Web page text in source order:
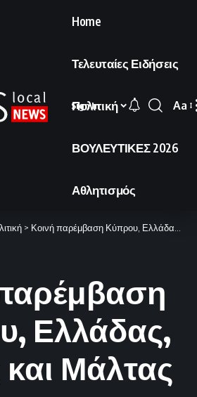
Home
Τελευταίες Ειδήσεις
Πολιτική
ΒΟΥΛΕΥΤΙΚΕΣ 2026
Αθλητισμός
Sign In
Font
Aa
> Κοινή παρέμβαση Κύπρου, Ελλάδας, Ιταλίας και Μάλτας
Ελλάδας,
και Μάλτας